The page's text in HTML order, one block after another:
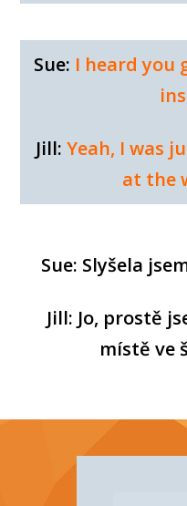
Sue: I heard you
Jill: Yeah, I was
at the
Sue: Slyšela
Jill: Jo, prostě
místě ve